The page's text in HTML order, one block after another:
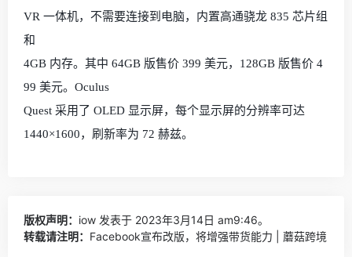
VR 一体机，不需要连接到电脑，内置高通骁龙 835 芯片组
和
4GB 内存。其中 64GB 版售价 399 美元， 128GB 版售价 4
99 美元。 Oculus
Quest 采用了 OLED 显示屏，每个显示屏的分辨率可达
1440×1600，刷新率为 72 赫兹。
版权声明： iow 发表于 2023年3月14日 am9:46。
转载请注明： Facebook宣布改版，将增强带货能力 | 蘑菇跨境